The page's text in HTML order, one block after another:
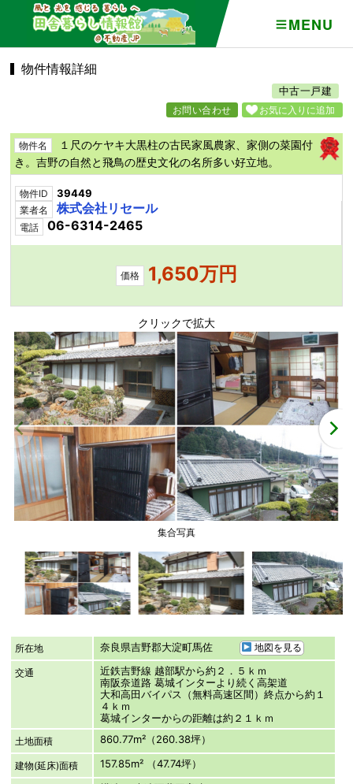
MENU
物件情報詳細
中古一戸建
お気に入りに追加
お問い合わせ
物件名
１尺のケヤキ大黒柱の古民家風農家、家側の菜園付
き。吉野の自然と飛鳥の歴史文化の名所多い好立地。
物件ID 39449
業者名 株式会社リセール
電話 06-6314-2465
価格 1,650万円
クリックで拡大
集合写真
所在地 奈良県吉野郡大淀町馬佐 地図を見る
交通
近鉄吉野線 越部駅から約２．５ｋｍ
南阪奈道路 葛城インターより続く高架道
大和高田バイパス（無料高速区間）終点から約１
４ｋｍ
葛城インターからの距離は約２１ｋｍ
土地面積 860.77m²（260.38坪）
建物(延床)面積 157.85m² （47.74坪）